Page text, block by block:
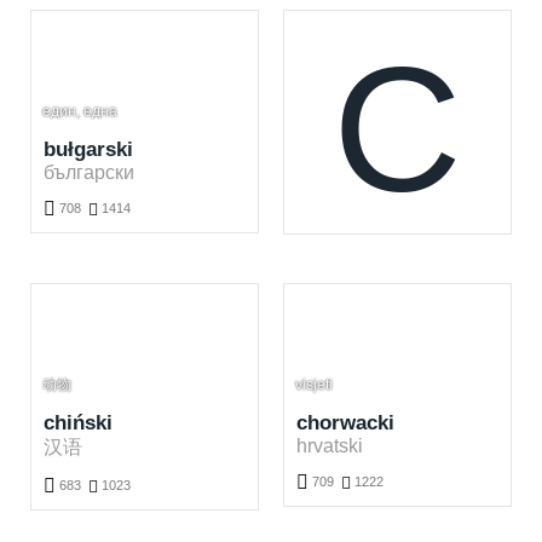
един, една
bułgarski
български
 708  1414 C
动物
chiński
汉语
 683  1023
visjeti
chorwacki
hrvatski
 709  1222